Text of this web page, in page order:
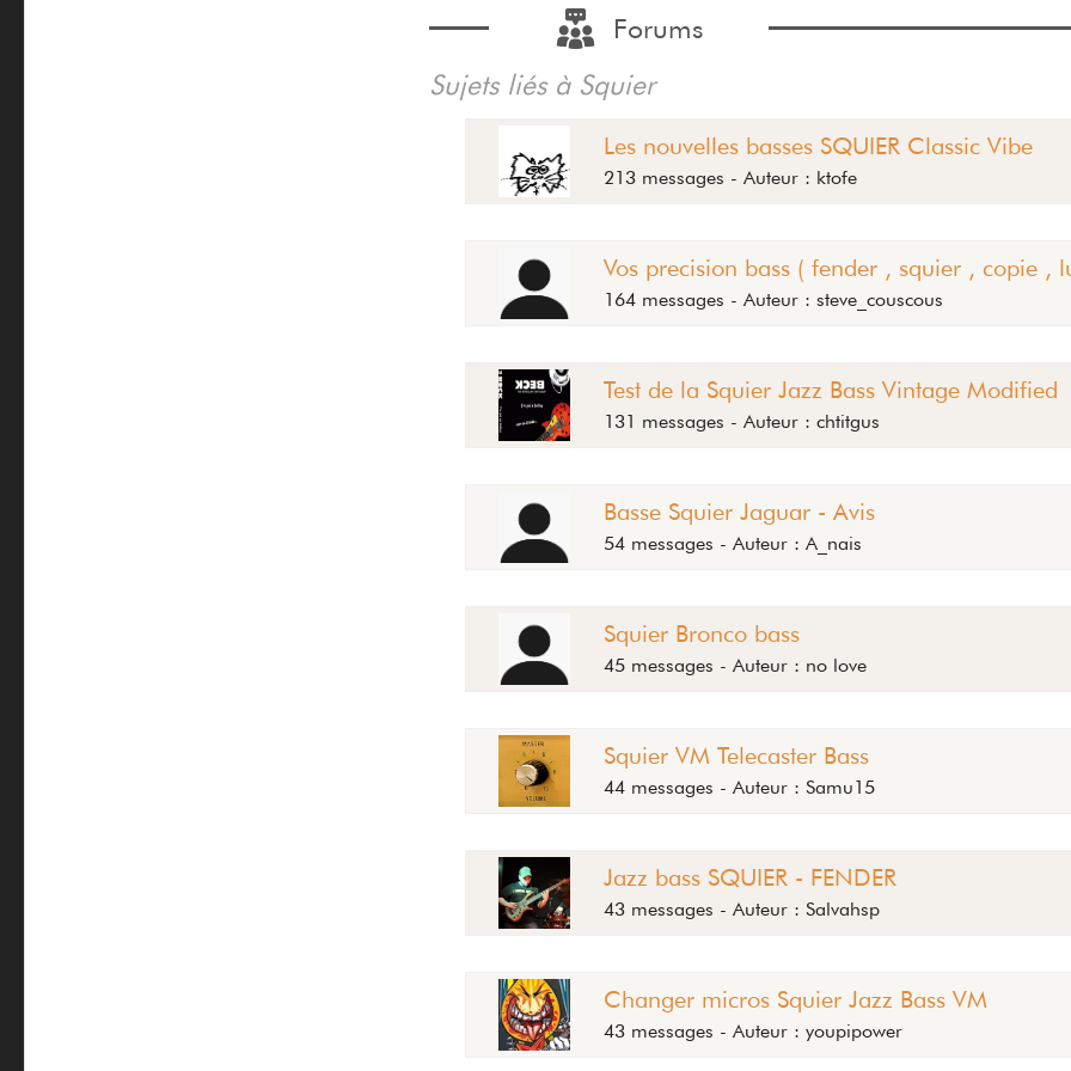
Forums
Sujets liés à Squier
Les nouvelles basses SQUIER Classic Vibe
213 messages - Auteur : ktofe
Vos precision bass ( fender , squier , copie ,
164 messages - Auteur : steve_couscous
Test de la Squier Jazz Bass Vintage Modified
131 messages - Auteur : chtitgus
Basse Squier Jaguar - Avis
54 messages - Auteur : A_nais
Squier Bronco bass
45 messages - Auteur : no love
Squier VM Telecaster Bass
44 messages - Auteur : Samu15
Jazz bass SQUIER - FENDER
43 messages - Auteur : Salvahsp
Changer micros Squier Jazz Bass VM
43 messages - Auteur : youpipower